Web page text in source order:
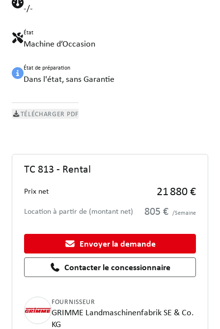
-/-
État
Machine d’Occasion
État de préparation
Dans l'état, sans Garantie
TÉLÉCHARGER PDF
TC 813 - Rental
Prix net 21 880 €
Location à partir de (montant net) 805 € /Semaine
Envoyer la demande
Contacter le concessionnaire
FOURNISSEUR
GRIMME Landmaschinenfabrik SE & Co.
KG